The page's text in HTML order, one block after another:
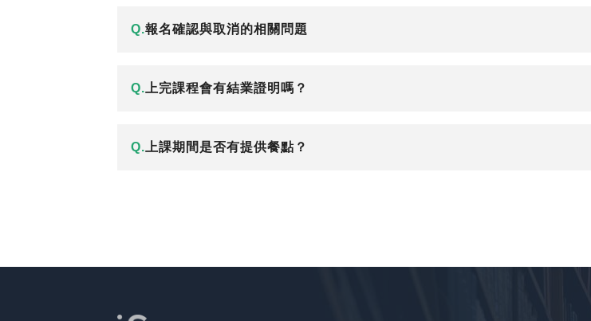
Q.報名確認與取消的相關問題
Q. 上完課程會有結業證明嗎？
Q. 上課期間是否有提供餐點？